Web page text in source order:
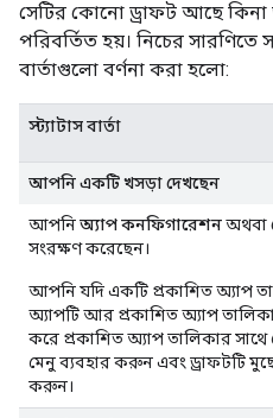
সেটির কোনো ড্রাফট আছে কিনা
পরিবর্তিত হয়। নিচের সারণিতে
বার্তাগুলো বর্ণনা করা হলো:
স্ট্যাটাস বার্তা
আপনি একটি খসড়া দেখছেন
আপনিঅ্যাপ কনফিগারেশনঅথবা
সংরক্ষণ করেছেন।
আপনি যদি একটি প্রকাশিত অ্যাপ
অ্যাপটি আর প্রকাশিত অ্যাপ
করে প্রকাশিত অ্যাপ তালিকার
মেনু ব্যবহার করুন এবং ড্রাফটটি
করুন।